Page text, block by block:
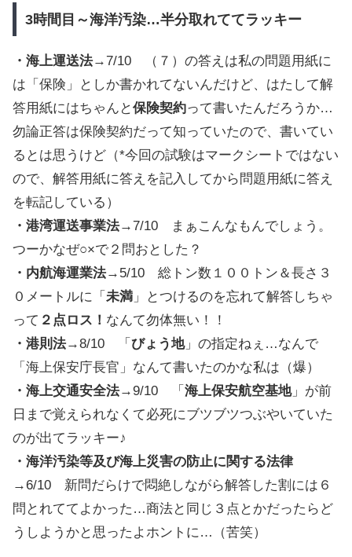
3時間目～海洋汚染…半分取れててラッキー
・海上運送法→7/10 （７）の答えは私の問題用紙に
は「保険」としか書かれてないんだけど、はたして解
答用紙にはちゃんと保険契約って書いたんだろうか…
勿論正答は保険契約だって知っていたので、書いてい
るとは思うけど（*今回の試験はマークシートではない
ので、解答用紙に答えを記入してから問題用紙に答え
を転記している）
・港湾運送事業法→7/10 まぁこんなもんでしょう。
つーかなぜ○×で２問おとした？
・内航海運業法→5/10 総トン数１００トン＆長さ３
０メートルに「 未満 」とつけるのを忘れて解答しちゃ
って ２点ロス！ なんて勿体無い！！
・港則法→8/10 「 びょう地」の指定ねぇ…なんで
「海上保安庁長官」なんて書いたのかな私は（爆）
・海上交通安全法→9/10 「 海上保安航空基地」が前
日まで覚えられなくて必死にブツブツつぶやいていた
のが出てラッキー♪
・海洋汚染等及び海上災害の防止に関する法律
→6/10 新問だらけで悶絶しながら解答した割には６
問とれててよかった…商法と同じ３点とかだったらど
うしようかと思ったよホントに…（苦笑）